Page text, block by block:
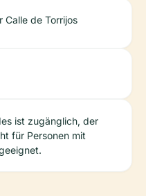
Calle de Torrijos
ist zugänglich, der
für Personen mit